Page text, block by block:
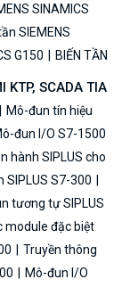
SINAMICS
SIEMENS
G150 BIẾN TẦN
SCADA TIA
Mô-đun tín hiệu
đun I/O S7-1500
hành SIPLUS cho
SIPLUS S7-300
tương tự SIPLUS
module đặc biệt
Truyền thông
Mô-đun I/O